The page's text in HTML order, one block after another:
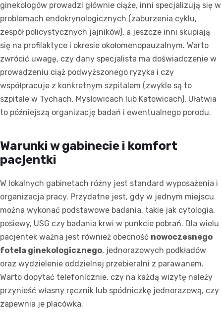
ginekologów prowadzi głównie ciąże, inni specjalizują się w
problemach endokrynologicznych (zaburzenia cyklu,
zespół policystycznych jajników), a jeszcze inni skupiają
się na profilaktyce i okresie okołomenopauzalnym. Warto
zwrócić uwagę, czy dany specjalista ma doświadczenie w
prowadzeniu ciąż podwyższonego ryzyka i czy
współpracuje z konkretnym szpitalem (zwykle są to
szpitale w Tychach, Mysłowicach lub Katowicach). Ułatwia
to późniejszą organizację badań i ewentualnego porodu.
Warunki w gabinecie i komfort
pacjentki
W lokalnych gabinetach różny jest standard wyposażenia i
organizacja pracy. Przydatne jest, gdy w jednym miejscu
można wykonać podstawowe badania, takie jak cytologia,
posiewy, USG czy badania krwi w punkcie pobrań. Dla wielu
pacjentek ważna jest również obecność nowoczesnego
fotela ginekologicznego, jednorazowych podkładów
oraz wydzielenie oddzielnej przebieralni z parawanem.
Warto dopytać telefonicznie, czy na każdą wizytę należy
przynieść własny ręcznik lub spódniczkę jednorazową, czy
zapewnia je placówka.